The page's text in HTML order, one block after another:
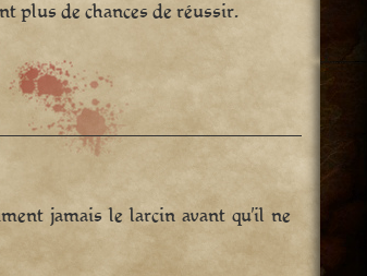
plus de chances de réussir.
jamais le larcin avant qu’il ne